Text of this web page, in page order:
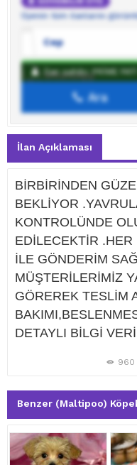
Üyenin tüm ilanlarını
Cep
WhatsApp
İlan
İlan sahibi: PRİME PATİ
Ara
İlan Açıklaması
BİRBİRİNDEN
BEKLİYOR
KONTROLÜNDE
EDİLECEKTİR
İLE GÖNDERİM
MÜŞTERİLERİMİZ
GÖREREK TESLİM
DETAYLI BİLGİ
960
Benzer (Maltipoo)